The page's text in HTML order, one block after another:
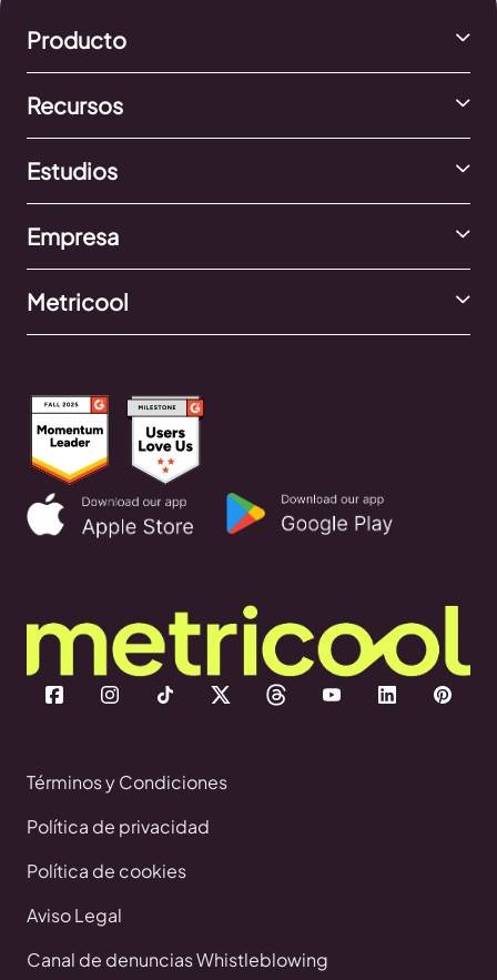
Producto
Recursos
Estudios
Empresa
Metricool
Términos y Condiciones
Política de privacidad
Política de cookies
Aviso Legal
Canal de denuncias Whistleblowing